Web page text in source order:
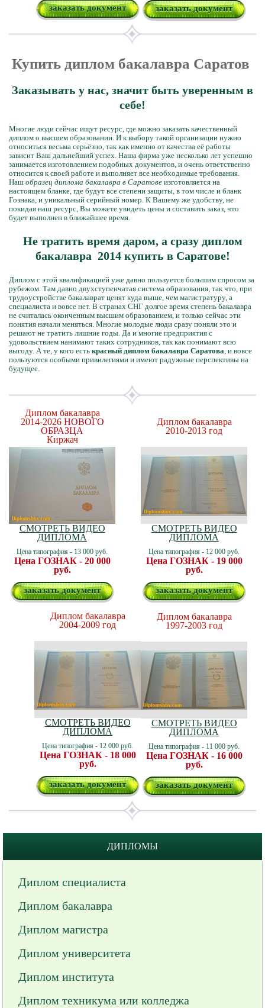
заказать документ заказать документ
Купить диплом бакалавра Саратов
Заказывать у нас, значит быть уверенным в
себе!
Многие люди сейчас ищут ресурс, где можно заказать качественный
диплом о высшем образовании. И к выбору такой организации нужно
относиться весьма серьёзно, так как именно от качества её работы
зависит Ваш дальнейший успех. Наша фирма уже несколько лет успешно
занимается изготовлением подобных документов, и очень ответственно
относится к своей работе и выполняет все необходимые требования.
Наш образец диплома бакалавра в Саратове изготовляется на
настоящем бланке, где будут все степени защиты, в том числе и бланк
Гознака, и уникальный серийный номер. К Вашему же удобству, не
покидая наш ресурс, Вы можете увидеть цены и составить заказ, что
будет выполнен в ближайшее время.
Не тратить время даром, а сразу диплом
бакалавра 2014 купить в Саратове!
Диплом с этой квалификацией уже давно пользуется большим спросом за
рубежом. Там давно двухступенчатая система образования, так что, при
трудоустройстве бакалаврат ценят куда выше, чем магистратуру, а
специалиста и вовсе нет. В странах СНГ долгое время степень бакалавра
не считалась оконченным высшим образованием, и только сейчас эти
понятия начали меняться. Многие молодые люди сразу поняли это и
решают не тратить лишние годы. Да и многие предприятия с
удовольствием нанимают таких сотрудников, так как понимают всю
выгоду. А те, у кого есть красный диплом бакалавра Саратова, и вовсе
пользуются особыми привилегиями и имеют радужные перспективы на
будущее.
Диплом бакалавра
2014-2026 НОВОГО
ОБРАЗЦА
Киржач
СМОТРЕТЬ ВИДЕО
ДИПЛОМА
Цена типография - 13 000 руб.
Цена ГОЗНАК - 20 000
руб.
заказать документ
Диплом бакалавра
2010-2013 год
СМОТРЕТЬ ВИДЕО
ДИПЛОМА
Цена типография - 12 000 руб.
Цена ГОЗНАК - 19 000
руб.
заказать документ
Диплом бакалавра
2004-2009 год
СМОТРЕТЬ ВИДЕО
ДИПЛОМА
Цена типография - 12 000 руб.
Цена ГОЗНАК - 18 000
руб.
заказать документ
Диплом бакалавра
1997-2003 год
СМОТРЕТЬ ВИДЕО
ДИПЛОМА
Цена типография - 11 000 руб.
Цена ГОЗНАК - 16 000
руб.
заказать документ
ДИПЛОМЫ
Диплом специалиста
Диплом бакалавра
Диплом магистра
Диплом университета
Диплом института
Диплом техникума или колледжа